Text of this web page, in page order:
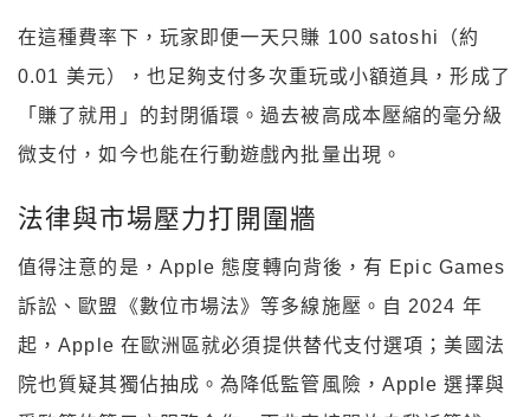
在這種費率下，玩家即便一天只賺 100 satoshi（約
0.01 美元），也足夠支付多次重玩或小額道具，形成了
「賺了就用」的封閉循環。過去被高成本壓縮的毫分級
微支付，如今也能在行動遊戲內批量出現。
法律與市場壓力打開圍牆
值得注意的是，Apple 態度轉向背後，有 Epic Games
訴訟、歐盟《數位市場法》等多線施壓。自 2024 年
起，Apple 在歐洲區就必須提供替代支付選項；美國法
院也質疑其獨佔抽成。為降低監管風險，Apple 選擇與